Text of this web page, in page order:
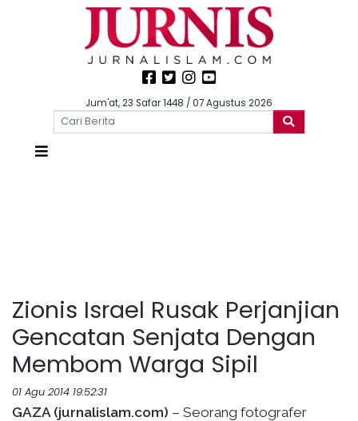
Jum'at, 23 Safar 1448 / 07 Agustus 2026
Zionis Israel Rusak Perjanjian
Gencatan Senjata Dengan
Membom Warga Sipil
01 Agu 2014 19:52:31
GAZA (jurnalislam.com) – Seorang fotografer